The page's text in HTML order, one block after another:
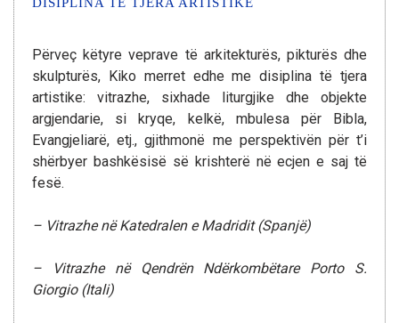
Përveç këtyre veprave të arkitekturës, pikturës dhe
skulpturës, Kiko merret edhe me disiplina të tjera
artistike: vitrazhe, sixhade liturgjike dhe objekte
argjendarie, si kryqe, kelkë, mbulesa për Bibla,
Evangjeliarë, etj., gjithmonë me perspektivën për t’i
shërbyer bashkësisë së krishterë në ecjen e saj të
fesë.
– Vitrazhe në Katedralen e Madridit (Spanjë)
– Vitrazhe në Qendrën Ndërkombëtare Porto S.
Giorgio (Itali)